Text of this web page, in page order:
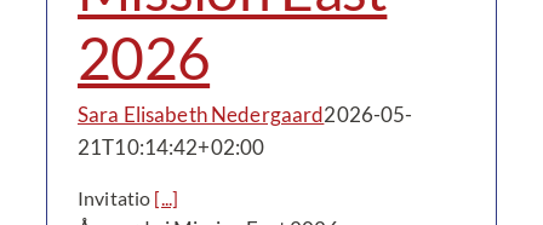
2026
Sara Elisabeth Nedergaard2026-05-
21T10:14:42+02:00
Invitatio [...]